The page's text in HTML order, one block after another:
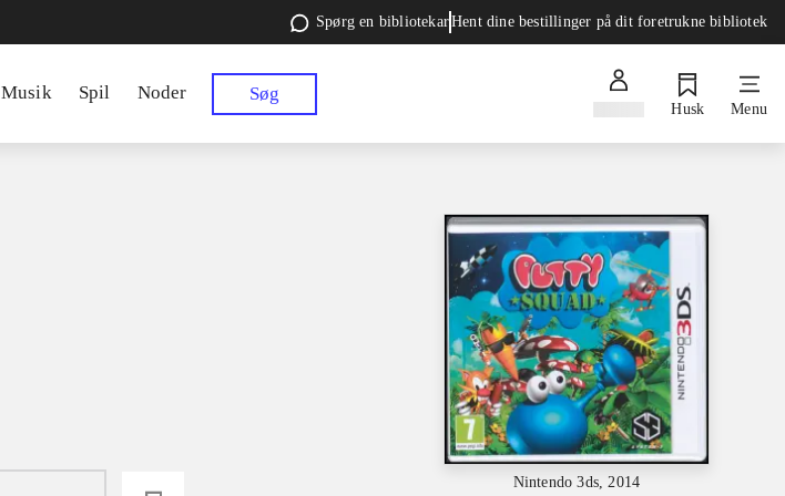
Spørg en bibliotekarHent dine bestillinger på dit foretrukne bibliotek
Musik Spil Noder Søg
Husk Menu
Nintendo 3ds, 2014